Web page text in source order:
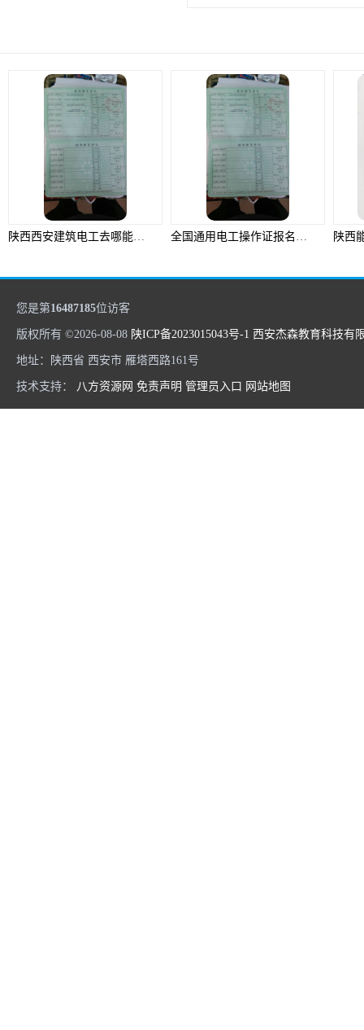
陕西西安建筑电工去哪能报名，报名需要准备什么资料，建筑电工证出来后怎么查询需要准备什么资料 全国通用电工操作证报名考试培训，电工操作证报名后多久可以考试需要准备什么资料
您是第16487185位访客
版权所有 ©2026-08-08 陕ICP备2023015043号-1 西安杰森教育科技有
地址：陕西省 西安市 雁塔西路161号
技术支持： 八方资源网 免责声明 管理员入口 网站地图